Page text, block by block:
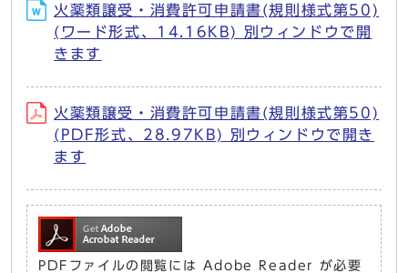
火薬類譲受・消費許可申請書(規則様式第50)
(ワード形式、14.16KB) 別ウィンドウで開
きます
火薬類譲受・消費許可申請書(規則様式第50)
(PDF形式、28.97KB) 別ウィンドウで開き
ます
PDFファイルの閲覧には Adobe Reader が必要